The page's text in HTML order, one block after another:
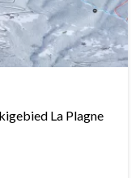
La Plagne